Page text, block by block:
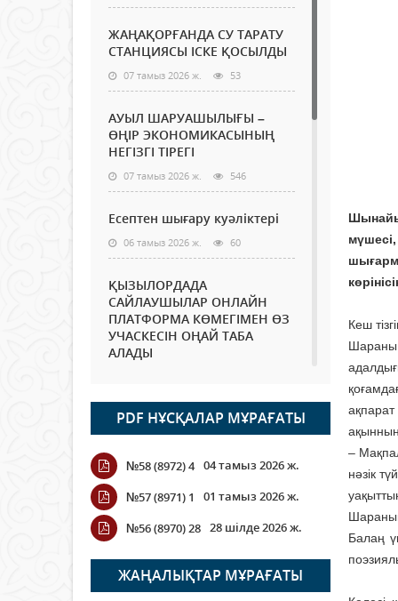
ЖАҢАҚОРҒАНДА СУ ТАРАТУ
СТАНЦИЯСЫ ІСКЕ ҚОСЫЛДЫ
07 тамыз 2026 ж. 53
АУЫЛ ШАРУАШЫЛЫҒЫ –
ӨҢІР ЭКОНОМИКАСЫНЫҢ
НЕГІЗГІ ТІРЕГІ
07 тамыз 2026 ж. 546
Есептен шығару куәліктері
06 тамыз 2026 ж. 60
ҚЫЗЫЛОРДАДА
САЙЛАУШЫЛАР ОНЛАЙН
ПЛАТФОРМА КӨМЕГІМЕН ӨЗ
УЧАСКЕСІН ОҢАЙ ТАБА
АЛАДЫ
Open Air: Қызылорда
облысы полиция
департаменті 20 мыңнан
астам көрерменнің
қауіпсіздігін қамтамасыз етті
ҚАЛАЙ ӨТЕДІ?
06 тамыз 2026 ж. 253
PDF НҰСҚАЛАР МҰРАҒАТЫ
№58 (8972) 4 04 тамыз 2026 ж.
№57 (8971) 1
01 тамыз 2026 ж.
№56 (8970) 28 28 шілде 2026 ж.
ЖАҢАЛЫҚТАР МҰРАҒАТЫ
Кеш
Шараны
–
нәзік
Балаң